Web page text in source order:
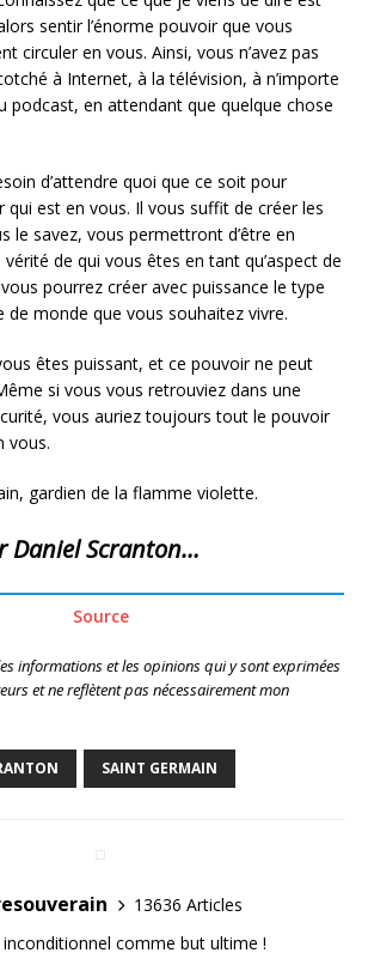
sentir l’énorme pouvoir que vous
circuler en vous. Ainsi, vous n’avez pas
à Internet, à la télévision, à n’importe
podcast, en attendant que quelque chose
d’attendre quoi que ce soit pour
qui est en vous. Il vous suffit de créer les
le savez, vous permettront d’être en
de qui vous êtes en tant qu’aspect de
pourrez créer avec puissance le type
de monde que vous souhaitez vivre.
êtes puissant, et ce pouvoir ne peut
si vous vous retrouviez dans une
vous auriez toujours tout le pouvoir
vous.
gardien de la flamme violette.
Daniel Scranton…
Source
informations et les opinions qui y sont exprimées
et ne reflètent pas nécessairement mon
SAINT GERMAIN
13636 Articles
comme but ultime !